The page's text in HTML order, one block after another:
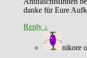
danke für Eure
Reply ↓
nikore